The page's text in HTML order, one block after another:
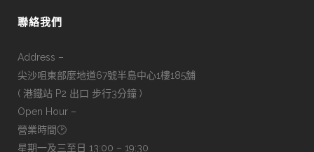
聯絡我們
Address –
尖沙咀東部麼地道67號半島中心1樓185舖
( 港鐵站 P2 出口 步行3分鐘 )
Open Hour –
營業時間🕑
星期一及三至日 13:00 – 19:30